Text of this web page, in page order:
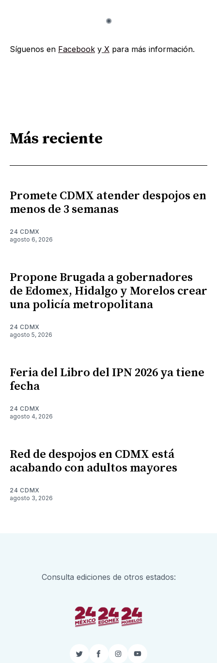
Síguenos en Facebook y X para más información.
Más reciente
Promete CDMX atender despojos en
menos de 3 semanas
24 CDMX
agosto 6, 2026
Propone Brugada a gobernadores
de Edomex, Hidalgo y Morelos crear
una policía metropolitana
24 CDMX
agosto 5, 2026
Feria del Libro del IPN 2026 ya tiene
fecha
24 CDMX
agosto 4, 2026
Red de despojos en CDMX está
acabando con adultos mayores
24 CDMX
agosto 3, 2026
Consulta ediciones de otros estados:
TwitterFacebook
InstagramYouTube